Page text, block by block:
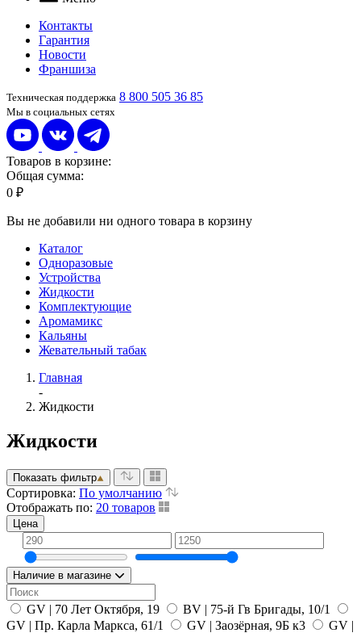
Контакты
Гарантия
Новости
Франшиза
Техническая поддержка 8 800 505 36 85
Мы в социальных сетях
Товаров в корзине:
Общая сумма:
0 ₽
Вы не добавили ни одного товара в корзину
Каталог
Одноразовые
Устройства
Жидкости
Комплектующие
Аромамикс
Кальяны
Жевательный табак
Главная
-
Жидкости
Жидкости
Показать фильтр
Сортировка: По умолчанию
Отображать по: 20 товаров
Цена
Наличие в магазине
GV | 70 Лет Октября, 19
BV | 75-й Гв Бригады, 10/1
GV | Пр. Карла Маркса, 61/1
GV | Заозёрная, 9Б к3
GV |